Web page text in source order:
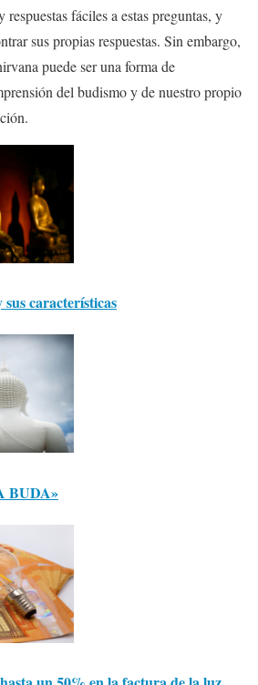
fáciles a estas preguntas, y
sus propias respuestas. Sin embargo,
puede ser una forma de
del budismo y de nuestro propio
sus características
BUDA»